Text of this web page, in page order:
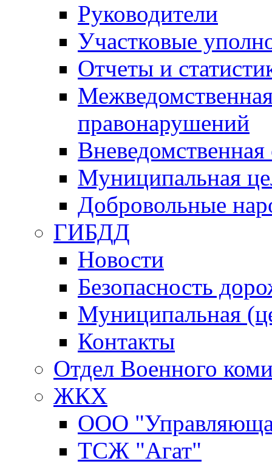
Руководители
Участковые
Отчеты и
правонарушений
Вневедомственная
Муниципальная
Добровольные
ГИБДД
Новости
Безопасность
Муниципальная
Контакты
Отдел Военного
ЖКХ
ООО
ТСЖ "Агат"